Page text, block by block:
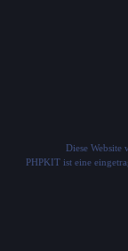
Diese Website
PHPKIT ist eine